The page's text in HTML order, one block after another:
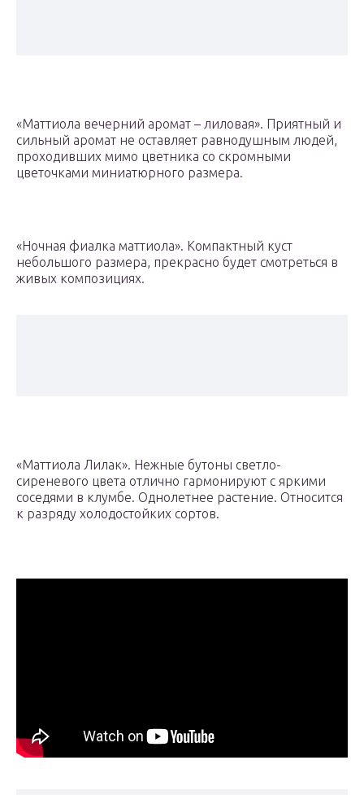
«Маттиола вечерний аромат – лиловая». Приятный и
сильный аромат не оставляет равнодушным людей,
проходивших мимо цветника со скромными
цветочками миниатюрного размера.
«Ночная фиалка маттиола». Компактный куст
небольшого размера, прекрасно будет смотреться в
живых композициях.
«Маттиола Лилак». Нежные бутоны светло-
сиреневого цвета отлично гармонируют с яркими
соседями в клумбе. Однолетнее растение. Относится
к разряду холодостойких сортов.